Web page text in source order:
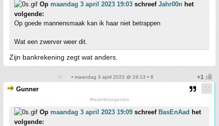
Op maandag 3 april 2023 19:03 schreef Jahr00n het
volgende:
Op goede mannensmaak kan ik haar niet betrappen
Wat een zwerver weer dit.
Zijn bankrekening zegt wat anders.
• maandag 3 april 2023 @ 19:13 • 8
Gunner
#teamkroegenlos
Op maandag 3 april 2023 19:09 schreef BasEnAad het
volgende: